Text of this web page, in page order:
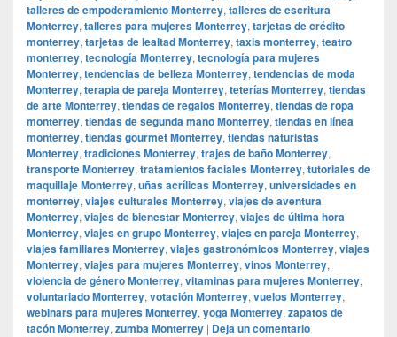
talleres de empoderamiento Monterrey, talleres de escritura
Monterrey, talleres para mujeres Monterrey, tarjetas de crédito
monterrey, tarjetas de lealtad Monterrey, taxis monterrey, teatro
monterrey, tecnología Monterrey, tecnología para mujeres
Monterrey, tendencias de belleza Monterrey, tendencias de moda
Monterrey, terapia de pareja Monterrey, teterías Monterrey, tiendas
de arte Monterrey, tiendas de regalos Monterrey, tiendas de ropa
monterrey, tiendas de segunda mano Monterrey, tiendas en línea
monterrey, tiendas gourmet Monterrey, tiendas naturistas
Monterrey, tradiciones Monterrey, trajes de baño Monterrey,
transporte Monterrey, tratamientos faciales Monterrey, tutoriales de
maquillaje Monterrey, uñas acrílicas Monterrey, universidades en
monterrey, viajes culturales Monterrey, viajes de aventura
Monterrey, viajes de bienestar Monterrey, viajes de última hora
Monterrey, viajes en grupo Monterrey, viajes en pareja Monterrey,
viajes familiares Monterrey, viajes gastronómicos Monterrey, viajes
Monterrey, viajes para mujeres Monterrey, vinos Monterrey,
violencia de género Monterrey, vitaminas para mujeres Monterrey,
voluntariado Monterrey, votación Monterrey, vuelos Monterrey,
webinars para mujeres Monterrey, yoga Monterrey, zapatos de
tacón Monterrey, zumba Monterrey | Deja un comentario